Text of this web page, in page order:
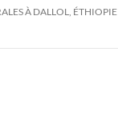
À DALLOL, ÉTHIOPIE